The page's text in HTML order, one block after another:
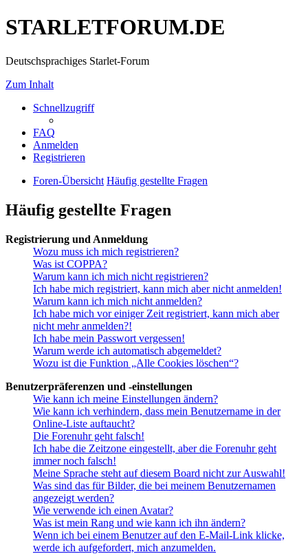
STARLETFORUM.DE
Deutschsprachiges Starlet-Forum
Zum Inhalt
Schnellzugriff
FAQ
Anmelden
Registrieren
Foren-Übersicht Häufig gestellte Fragen
Häufig gestellte Fragen
Registrierung und Anmeldung
Wozu muss ich mich registrieren?
Was ist COPPA?
Warum kann ich mich nicht registrieren?
Ich habe mich registriert, kann mich aber nicht anmelden!
Warum kann ich mich nicht anmelden?
Ich habe mich vor einiger Zeit registriert, kann mich aber
nicht mehr anmelden?!
Ich habe mein Passwort vergessen!
Warum werde ich automatisch abgemeldet?
Wozu ist die Funktion „Alle Cookies löschen“?
Benutzerpräferenzen und -einstellungen
Wie kann ich meine Einstellungen ändern?
Wie kann ich verhindern, dass mein Benutzername in der
Online-Liste auftaucht?
Die Forenuhr geht falsch!
Ich habe die Zeitzone eingestellt, aber die Forenuhr geht
immer noch falsch!
Meine Sprache steht auf diesem Board nicht zur Auswahl!
Was sind das für Bilder, die bei meinem Benutzernamen
angezeigt werden?
Wie verwende ich einen Avatar?
Was ist mein Rang und wie kann ich ihn ändern?
Wenn ich bei einem Benutzer auf den E-Mail-Link klicke,
werde ich aufgefordert, mich anzumelden.